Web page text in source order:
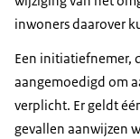
inwoners daarover
Een initiatiefnemer,
aangemoedigd om
verplicht. Er geldt
gevallen aanwijzen